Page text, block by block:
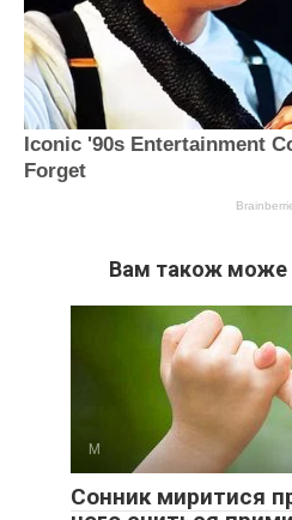
Вам також може
М
Сонник миритися